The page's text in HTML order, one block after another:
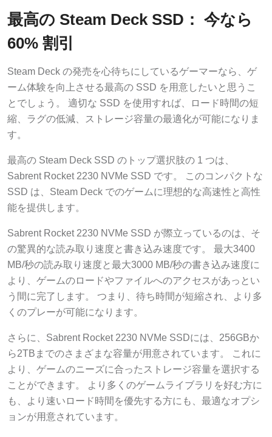
最高の Steam Deck SSD： 今なら
60% 割引
Steam Deck の発売を心待ちにしているゲーマーなら、ゲ
ーム体験を向上させる最高の SSD を用意したいと思うこ
とでしょう。 適切な SSD を使用すれば、ロード時間の短
縮、ラグの低減、ストレージ容量の最適化が可能になりま
す。
最高の Steam Deck SSD のトップ選択肢の 1 つは、
Sabrent Rocket 2230 NVMe SSD です。 このコンパクトな
SSD は、Steam Deck でのゲームに理想的な高速性と高性
能を提供します。
Sabrent Rocket 2230 NVMe SSD が際立っているのは、そ
の驚異的な読み取り速度と書き込み速度です。 最大3400
MB/秒の読み取り速度と最大3000 MB/秒の書き込み速度に
より、ゲームのロードやファイルへのアクセスがあっとい
う間に完了します。 つまり、待ち時間が短縮され、より多
くのプレーが可能になります。
さらに、Sabrent Rocket 2230 NVMe SSDには、256GBか
ら2TBまでのさまざまな容量が用意されています。 これに
より、ゲームのニーズに合ったストレージ容量を選択する
ことができます。 より多くのゲームライブラリを好む方に
も、より速いロード時間を優先する方にも、最適なオプシ
ョンが用意されています。